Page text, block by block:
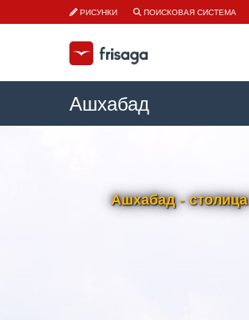
РИСУНКИ ПОИСКОВАЯ СИСТЕМА
Ашхабад
Ашхабад -